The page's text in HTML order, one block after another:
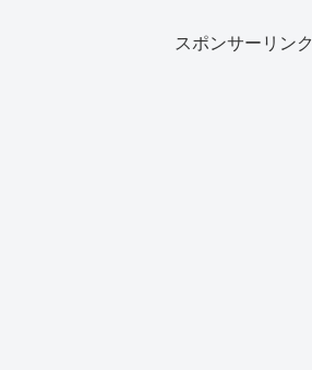
スポンサーリンク